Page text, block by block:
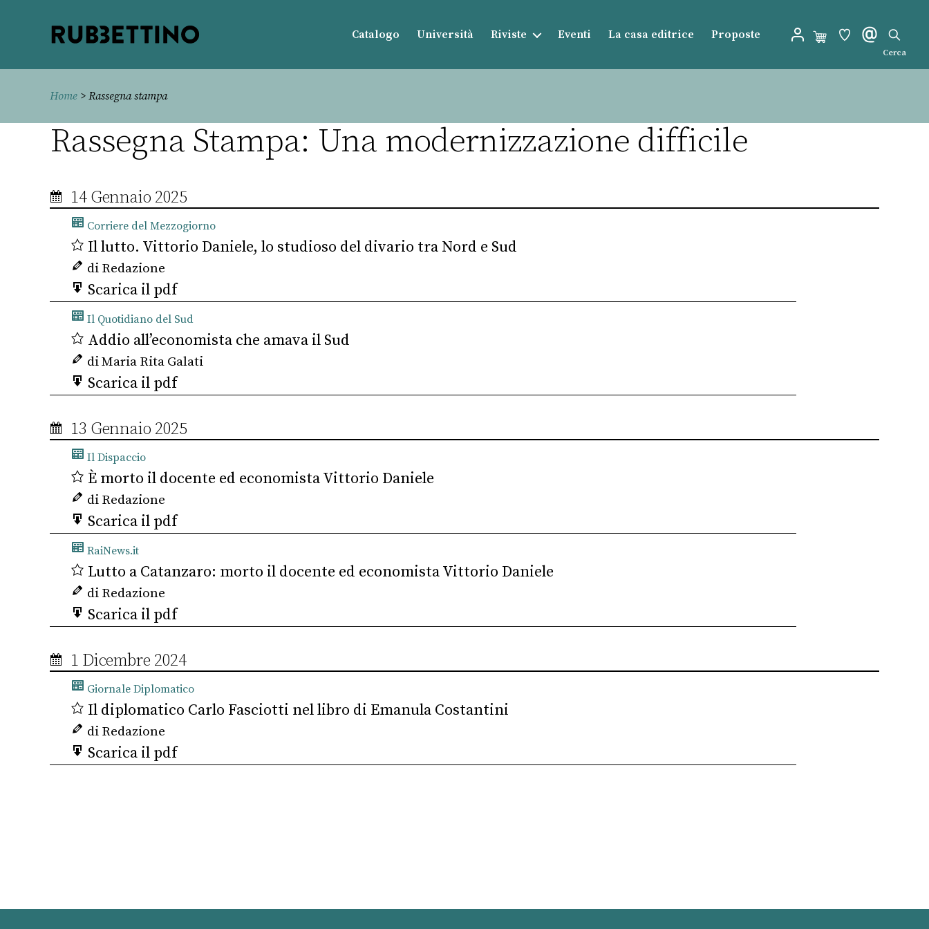
Catalogo Università Riviste Eventi La casa editrice Proposte
Cerca
Home > Rassegna stampa
Rassegna Stampa: Una modernizzazione difficile
14 Gennaio 2025
Corriere del Mezzogiorno
Il lutto. Vittorio Daniele, lo studioso del divario tra Nord e Sud
di Redazione
Scarica il pdf
Il Quotidiano del Sud
Addio all’economista che amava il Sud
di Maria Rita Galati
Scarica il pdf
13 Gennaio 2025
Il Dispaccio
È morto il docente ed economista Vittorio Daniele
di Redazione
Scarica il pdf
RaiNews.it
Lutto a Catanzaro: morto il docente ed economista Vittorio Daniele
di Redazione
Scarica il pdf
1 Dicembre 2024
Giornale Diplomatico
Il diplomatico Carlo Fasciotti nel libro di Emanula Costantini
di Redazione
Scarica il pdf